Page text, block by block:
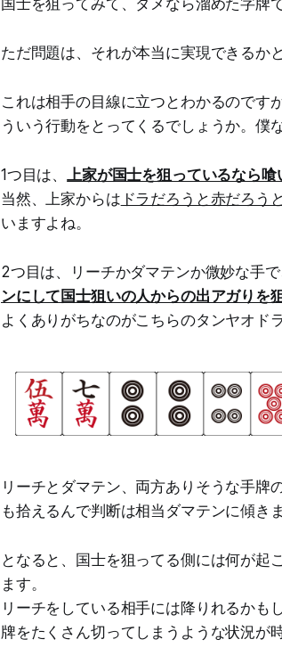
国士を狙ってみて、ダメなら溜めた字牌
ただ問題は、それが本当に実現できるか
これは相手の目線に立つとわかるのです
ういう行動をとってくるでしょうか。僕
1つ目は、上家が国士を狙っているなら
当然、上家からは ドラだろうと赤だろう
いますよね。
2つ目は、リーチかダマテンか微妙な手
ンにして国士狙いの人からの出アガりを
よくありがちなのがこちらのタンヤオド
リーチとダマテン、両方ありそうな手牌
も拾えるんで判断は相当ダマテンに傾きま
となると、国士を狙ってる側には何が起
ます。
リーチをしている相手には降りれるかも
牌をたくさん切ってしまうような状況が